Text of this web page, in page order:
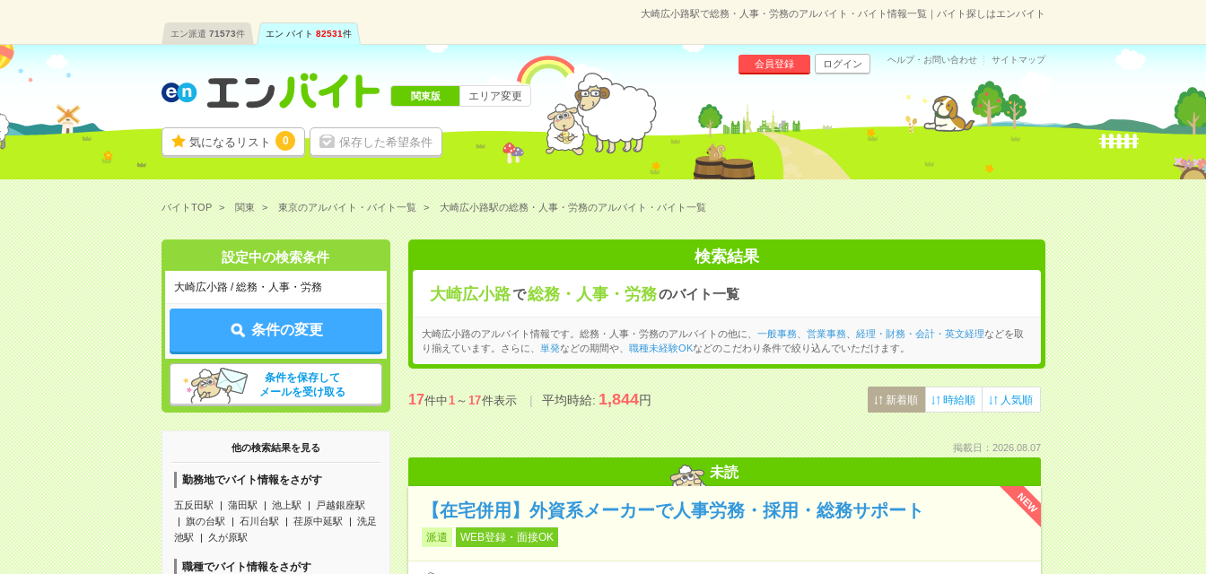
大崎広小路駅で総務・人事・労務のアルバイト・バイト情報一覧｜バイト探しはエンバイト
エン派遣 71573件 エン バイト 82531件
気になるリスト 0 保存した希望条件
会員登録 ログイン ヘルプ・お問い合わせ サイトマップ
関東版 エリア変更
バイトTOP 関東 東京のアルバイト・バイト一覧 大崎広小路駅の総務・人事・労務のアルバイト・バイト一覧
設定中の検索条件
大崎広小路 / 総務・人事・労務
条件の変更
条件を保存して
メールを受け取る
他の検索結果を見る
勤務地でバイト情報をさがす
五反田駅 蒲田駅 池上駅
戸越銀座駅
旗の台駅
石川台駅 荏原中延駅
洗足
池駅
久が原駅
職種でバイト情報をさがす
検索結果
大崎広小路で総務・人事・労務のバイト一覧
大崎広小路のアルバイト情報です。総務・人事・労務のアルバイトの他に、 一般事務、 営業事務、 経理・財務・会計・英文経理などを取
り揃えています。さらに、
単発などの期間や、 職種未経験OKなどのこだわり条件で絞り込んでいただけます。
17件中1～17件表示 平均時給:1,844円 新着順 時給順 人気順
掲載日：2026.08.07
未読
NEW
【在宅併用】外資系メーカーで人事労務・採用・総務サポート
派遣 WEB登録・面接OK